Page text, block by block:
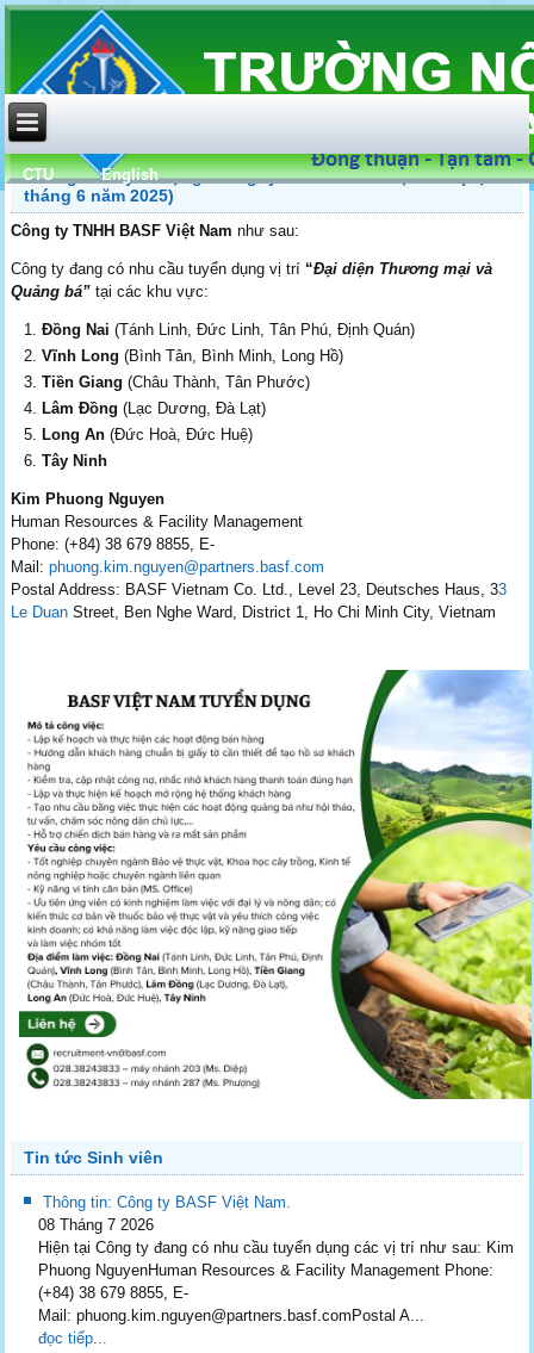
CTU English
Thông tin tuyển dụng: Công ty TNHH BASF Việt Nam (đợt
tháng 6 năm 2025)
Công ty TNHH BASF Việt Nam như sau:
Công ty đang có nhu cầu tuyển dụng vị trí “Đại diện Thương mại và
Quảng bá” tại các khu vực:
Đồng Nai(Tánh Linh, Đức Linh, Tân Phú, Định Quán)
Vĩnh Long(Bình Tân, Bình Minh, Long Hồ)
Tiền Giang (Châu Thành, Tân Phước)
Lâm Đồng(Lạc Dương, Đà Lạt)
Long An(Đức Hoà, Đức Huệ)
Tây Ninh
Kim Phuong Nguyen
Human Resources & Facility Management
Phone: (+84) 38 679 8855, E-
Mail:phuong.kim.nguyen@partners.basf.com
Postal Address: BASF Vietnam Co. Ltd., Level 23, Deutsches Haus, 33
Le Duan Street, Ben Nghe Ward, District 1, Ho Chi Minh City, Vietnam
Tin tức Sinh viên
Thông tin: Công ty BASF Việt Nam.
08 Tháng 7 2026
Hiện tại Công ty đang có nhu cầu tuyển dụng các vị trí như sau: Kim
Phuong NguyenHuman Resources & Facility Management Phone:
(+84) 38 679 8855, E-
Mail: phuong.kim.nguyen@partners.basf.comPostal A...
đọc tiếp...